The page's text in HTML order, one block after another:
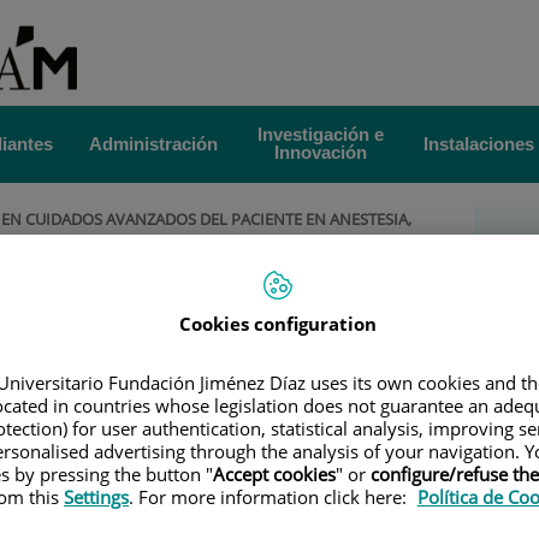
Administración
Investigación e
Innovación
Instalaciones
CUIDADOS AVANZADOS DEL PACIENTE EN ANESTESIA,
Directores
Cookies configuration
Fundación Jiménez Díaz uses its own cookies and
in countries whose legislation does not guarantee an
for user authentication, statistical analysis, improving
advertising through the analysis of your navigation.
by pressing the button "Accept cookies" or configure/refuse
thisSettings. For more information click here: Política de